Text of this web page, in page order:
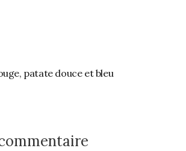
patate douce et bleu